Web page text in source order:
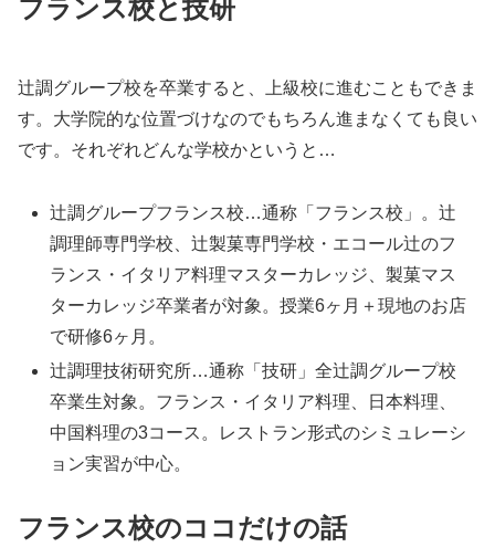
フランス校と技研
辻調グループ校を卒業すると、上級校に進むこともできま
す。大学院的な位置づけなのでもちろん進まなくても良い
です。それぞれどんな学校かというと…
辻調グループフランス校…通称「フランス校」。辻
調理師専門学校、辻製菓専門学校・エコール辻のフ
ランス・イタリア料理マスターカレッジ、製菓マス
ターカレッジ卒業者が対象。授業6ヶ月＋現地のお店
で研修6ヶ月。
辻調理技術研究所…通称「技研」全辻調グループ校
卒業生対象。フランス・イタリア料理、日本料理、
中国料理の3コース。レストラン形式のシミュレーシ
ョン実習が中心。
フランス校のココだけの話